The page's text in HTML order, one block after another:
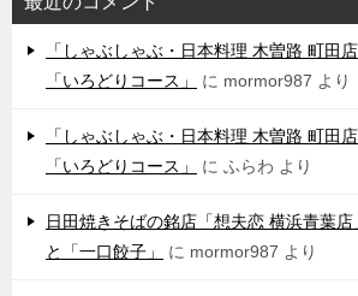
「しゃぶしゃぶ・日本料理 木曽路 町田
「いろどりコース」
に mormor987 より
「しゃぶしゃぶ・日本料理 木曽路 町田
「いろどりコース」
に ふらわ より
日田焼きそばの銘店「想夫恋 横浜青葉店
と「一口餃子」
に mormor987 より